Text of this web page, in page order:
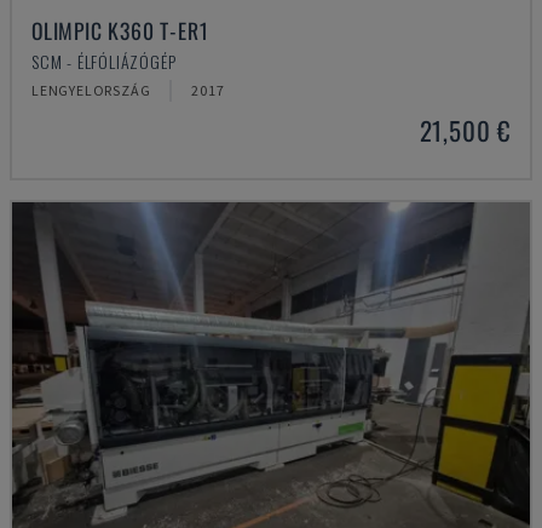
OLIMPIC K360 T-ER1
SCM - ÉLFÓLIÁZÓGÉP
LENGYELORSZÁG 2017
21,500 €